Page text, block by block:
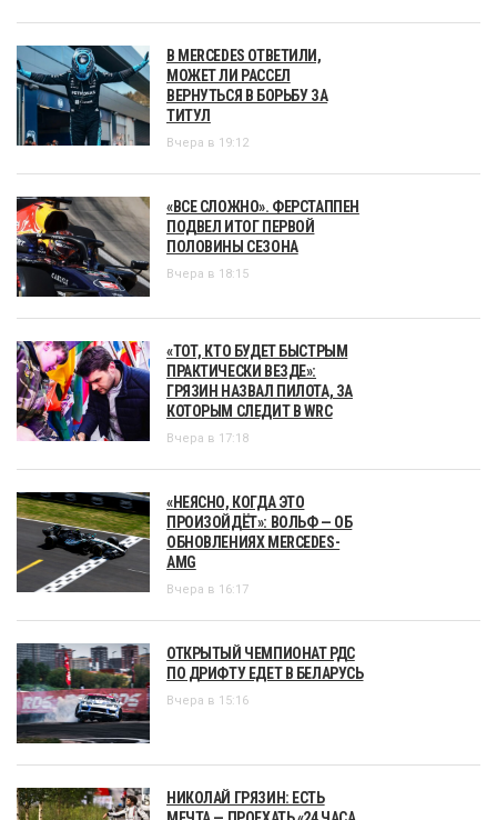
В MERCEDES ОТВЕТИЛИ,
МОЖЕТ ЛИ РАССЕЛ
ВЕРНУТЬСЯ В БОРЬБУ ЗА
ТИТУЛ
Вчера в 19:12
«ВСЕ СЛОЖНО». ФЕРСТАППЕН
ПОДВЕЛ ИТОГ ПЕРВОЙ
ПОЛОВИНЫ СЕЗОНА
Вчера в 18:15
«ТОТ, КТО БУДЕТ БЫСТРЫМ
ПРАКТИЧЕСКИ ВЕЗДЕ»:
ГРЯЗИН НАЗВАЛ ПИЛОТА, ЗА
КОТОРЫМ СЛЕДИТ В WRC
Вчера в 17:18
«НЕЯСНО, КОГДА ЭТО
ПРОИЗОЙДЁТ»: ВОЛЬФ — ОБ
ОБНОВЛЕНИЯХ MERCEDES-
AMG
Вчера в 16:17
ОТКРЫТЫЙ ЧЕМПИОНАТ РДС
ПО ДРИФТУ ЕДЕТ В БЕЛАРУСЬ
Вчера в 15:16
НИКОЛАЙ ГРЯЗИН: ЕСТЬ